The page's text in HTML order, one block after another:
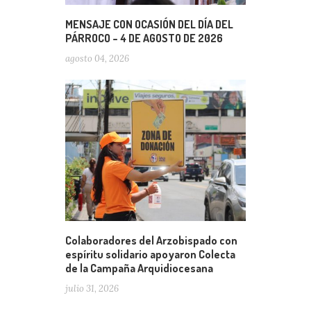
MENSAJE CON OCASIÓN DEL DÍA DEL
PÁRROCO – 4 DE AGOSTO DE 2026
agosto 04, 2026
Colaboradores del Arzobispado con
espíritu solidario apoyaron Colecta
de la Campaña Arquidiocesana
julio 31, 2026